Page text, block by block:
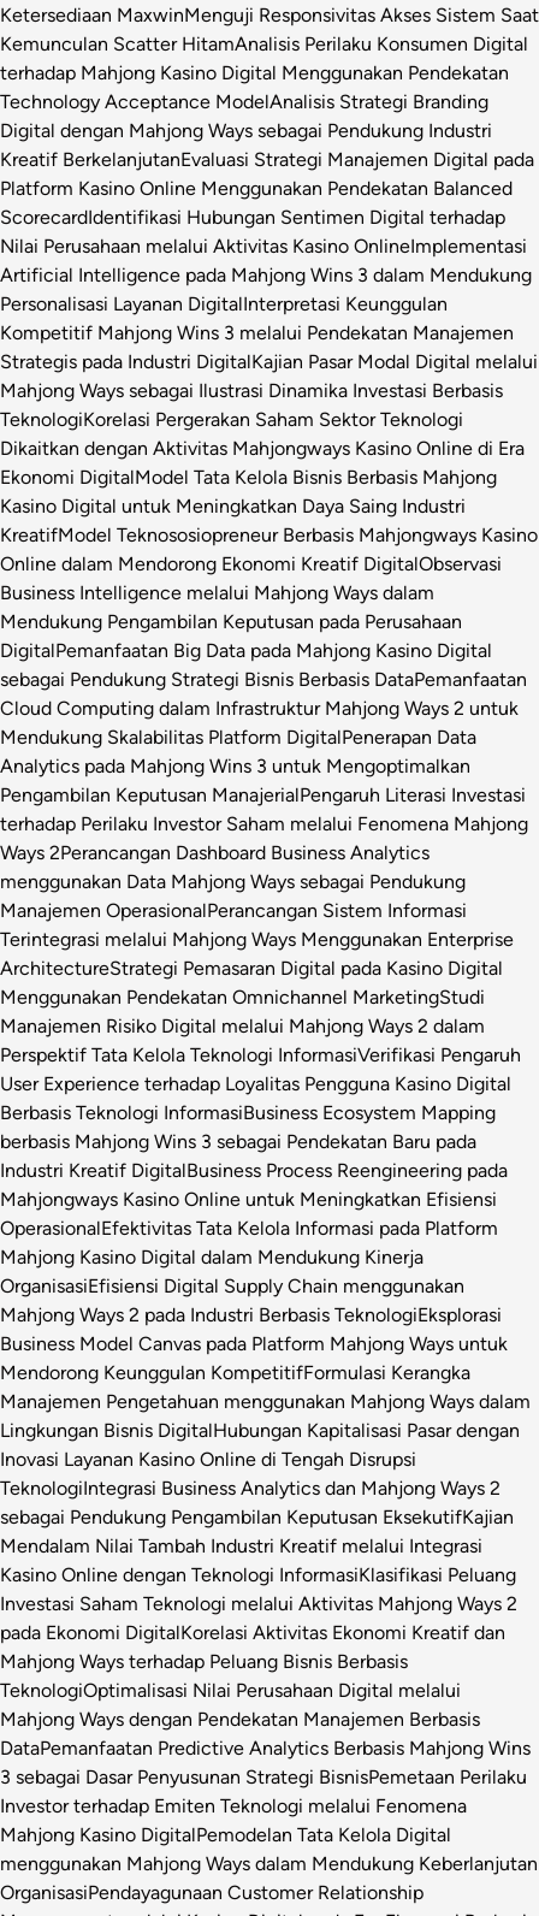
Ketersediaan MaxwinMenguji Responsivitas Akses Sistem Saat
Kemunculan Scatter HitamAnalisis Perilaku Konsumen Digital
terhadap Mahjong Kasino Digital Menggunakan Pendekatan
Technology Acceptance ModelAnalisis Strategi Branding
Digital dengan Mahjong Ways sebagai Pendukung Industri
Kreatif BerkelanjutanEvaluasi Strategi Manajemen Digital pada
Platform Kasino Online Menggunakan Pendekatan Balanced
ScorecardIdentifikasi Hubungan Sentimen Digital terhadap
Nilai Perusahaan melalui Aktivitas Kasino OnlineImplementasi
Artificial Intelligence pada Mahjong Wins 3 dalam Mendukung
Personalisasi Layanan DigitalInterpretasi Keunggulan
Kompetitif Mahjong Wins 3 melalui Pendekatan Manajemen
Strategis pada Industri DigitalKajian Pasar Modal Digital melalui
Mahjong Ways sebagai Ilustrasi Dinamika Investasi Berbasis
TeknologiKorelasi Pergerakan Saham Sektor Teknologi
Dikaitkan dengan Aktivitas Mahjongways Kasino Online di Era
Ekonomi DigitalModel Tata Kelola Bisnis Berbasis Mahjong
Kasino Digital untuk Meningkatkan Daya Saing Industri
KreatifModel Teknososiopreneur Berbasis Mahjongways Kasino
Online dalam Mendorong Ekonomi Kreatif DigitalObservasi
Business Intelligence melalui Mahjong Ways dalam
Mendukung Pengambilan Keputusan pada Perusahaan
DigitalPemanfaatan Big Data pada Mahjong Kasino Digital
sebagai Pendukung Strategi Bisnis Berbasis DataPemanfaatan
Cloud Computing dalam Infrastruktur Mahjong Ways 2 untuk
Mendukung Skalabilitas Platform DigitalPenerapan Data
Analytics pada Mahjong Wins 3 untuk Mengoptimalkan
Pengambilan Keputusan ManajerialPengaruh Literasi Investasi
terhadap Perilaku Investor Saham melalui Fenomena Mahjong
Ways 2Perancangan Dashboard Business Analytics
menggunakan Data Mahjong Ways sebagai Pendukung
Manajemen OperasionalPerancangan Sistem Informasi
Terintegrasi melalui Mahjong Ways Menggunakan Enterprise
ArchitectureStrategi Pemasaran Digital pada Kasino Digital
Menggunakan Pendekatan Omnichannel MarketingStudi
Manajemen Risiko Digital melalui Mahjong Ways 2 dalam
Perspektif Tata Kelola Teknologi InformasiVerifikasi Pengaruh
User Experience terhadap Loyalitas Pengguna Kasino Digital
Berbasis Teknologi InformasiBusiness Ecosystem Mapping
berbasis Mahjong Wins 3 sebagai Pendekatan Baru pada
Industri Kreatif DigitalBusiness Process Reengineering pada
Mahjongways Kasino Online untuk Meningkatkan Efisiensi
OperasionalEfektivitas Tata Kelola Informasi pada Platform
Mahjong Kasino Digital dalam Mendukung Kinerja
OrganisasiEfisiensi Digital Supply Chain menggunakan
Mahjong Ways 2 pada Industri Berbasis TeknologiEksplorasi
Business Model Canvas pada Platform Mahjong Ways untuk
Mendorong Keunggulan KompetitifFormulasi Kerangka
Manajemen Pengetahuan menggunakan Mahjong Ways dalam
Lingkungan Bisnis DigitalHubungan Kapitalisasi Pasar dengan
Inovasi Layanan Kasino Online di Tengah Disrupsi
TeknologiIntegrasi Business Analytics dan Mahjong Ways 2
sebagai Pendukung Pengambilan Keputusan EksekutifKajian
Mendalam Nilai Tambah Industri Kreatif melalui Integrasi
Kasino Online dengan Teknologi InformasiKlasifikasi Peluang
Investasi Saham Teknologi melalui Aktivitas Mahjong Ways 2
pada Ekonomi DigitalKorelasi Aktivitas Ekonomi Kreatif dan
Mahjong Ways terhadap Peluang Bisnis Berbasis
TeknologiOptimalisasi Nilai Perusahaan Digital melalui
Mahjong Ways dengan Pendekatan Manajemen Berbasis
DataPemanfaatan Predictive Analytics Berbasis Mahjong Wins
3 sebagai Dasar Penyusunan Strategi BisnisPemetaan Perilaku
Investor terhadap Emiten Teknologi melalui Fenomena
Mahjong Kasino DigitalPemodelan Tata Kelola Digital
menggunakan Mahjong Ways dalam Mendukung Keberlanjutan
OrganisasiPendayagunaan Customer Relationship